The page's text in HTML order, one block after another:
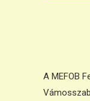
A MEFOB